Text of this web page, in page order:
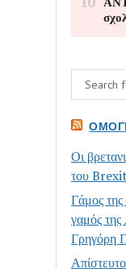
Οι
του Brexit
Γάμος
γαμός
Γρηγόρη